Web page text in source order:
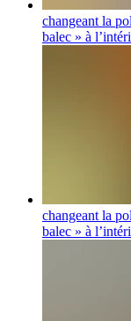
changeant la
balec » à
changeant la
balec » à